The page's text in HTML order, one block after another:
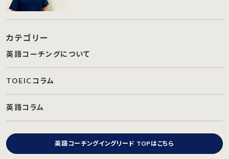
カテゴリー
英語コーチングについて
TOEICコラム
英語コラム
英語コーチングイングリード TOPはこちら